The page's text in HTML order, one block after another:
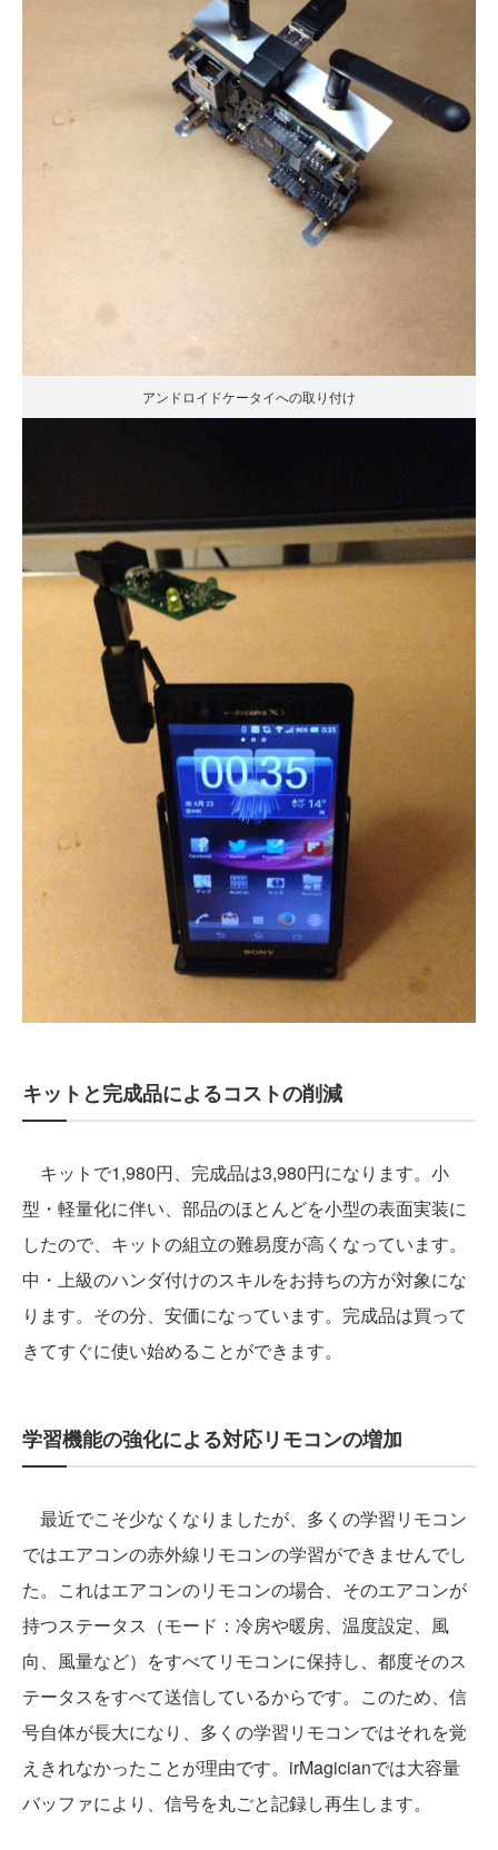
アンドロイドケータイへの取り付け
キットと完成品によるコストの削減
キットで1,980円、完成品は3,980円になります。小
型・軽量化に伴い、部品のほとんどを小型の表面実装に
したので、キットの組立の難易度が高くなっています。
中・上級のハンダ付けのスキルをお持ちの方が対象にな
ります。その分、安価になっています。完成品は買って
きてすぐに使い始めることができます。
学習機能の強化による対応リモコンの増加
最近でこそ少なくなりましたが、多くの学習リモコン
ではエアコンの赤外線リモコンの学習ができませんでし
た。これはエアコンのリモコンの場合、そのエアコンが
持つステータス（モード：冷房や暖房、温度設定、風
向、風量など）をすべてリモコンに保持し、都度そのス
テータスをすべて送信しているからです。このため、信
号自体が長大になり、多くの学習リモコンではそれを覚
えきれなかったことが理由です。irMagicianでは大容量
バッファにより、信号を丸ごと記録し再生します。